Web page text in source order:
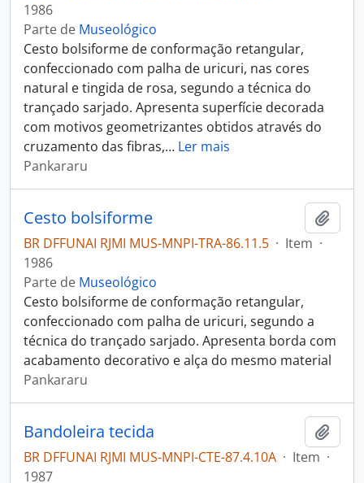
1986
Parte de Museológico
Cesto bolsiforme de conformação retangular,
confeccionado com palha de uricuri, nas cores
natural e tingida de rosa, segundo a técnica do
trançado sarjado. Apresenta superfície decorada
com motivos geometrizantes obtidos através do
cruzamento das fibras,… Ler mais
Pankararu
Cesto bolsiforme
BR DFFUNAI RJMI MUS-MNPI-TRA-86.11.5 · Item ·
1986
Parte de Museológico
Cesto bolsiforme de conformação retangular,
confeccionado com palha de uricuri, segundo a
técnica do trançado sarjado. Apresenta borda com
acabamento decorativo e alça do mesmo material
Pankararu
Bandoleira tecida
BR DFFUNAI RJMI MUS-MNPI-CTE-87.4.10A · Item ·
1987